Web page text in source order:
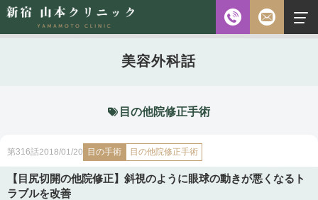
お電話
休診日 水・日・祝日
ご予約前に必ず下記のページをご確認ください。
ご予約について
美容外科話
目の他院修正手術
第316話2018/01/20 目の手術 目の他院修正手術
【目尻切開の他院修正】斜視のように眼球の動きが悪くなるト
ラブルを改善